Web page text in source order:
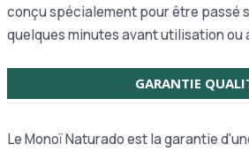
conçu spécialement pour être passé
quelques minutes avant utilisation ou
GARANTIE
Le Monoï Naturado est la garantie